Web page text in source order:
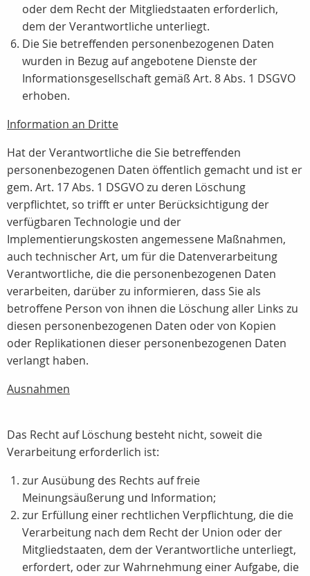
oder dem Recht der Mitgliedstaaten erforderlich,
dem der Verantwortliche unterliegt.
Die Sie betreffenden personenbezogenen Daten
wurden in Bezug auf angebotene Dienste der
Informationsgesellschaft gemäß Art. 8 Abs. 1 DSGVO
erhoben.
Information an Dritte
Hat der Verantwortliche die Sie betreffenden
personenbezogenen Daten öffentlich gemacht und ist er
gem. Art. 17 Abs. 1 DSGVO zu deren Löschung
verpflichtet, so trifft er unter Berücksichtigung der
verfügbaren Technologie und der
Implementierungskosten angemessene Maßnahmen,
auch technischer Art, um für die Datenverarbeitung
Verantwortliche, die die personenbezogenen Daten
verarbeiten, darüber zu informieren, dass Sie als
betroffene Person von ihnen die Löschung aller Links zu
diesen personenbezogenen Daten oder von Kopien
oder Replikationen dieser personenbezogenen Daten
verlangt haben.
Ausnahmen
Das Recht auf Löschung besteht nicht, soweit die
Verarbeitung erforderlich ist:
zur Ausübung des Rechts auf freie
Meinungsäußerung und Information;
zur Erfüllung einer rechtlichen Verpflichtung, die die
Verarbeitung nach dem Recht der Union oder der
Mitgliedstaaten, dem der Verantwortliche unterliegt,
erfordert, oder zur Wahrnehmung einer Aufgabe, die